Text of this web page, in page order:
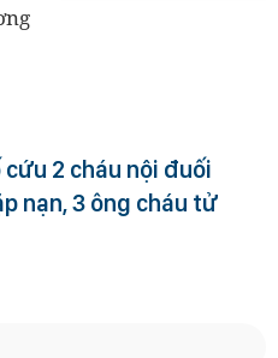
cứu 2 cháu nội đuối
nạn, 3 ông cháu tử